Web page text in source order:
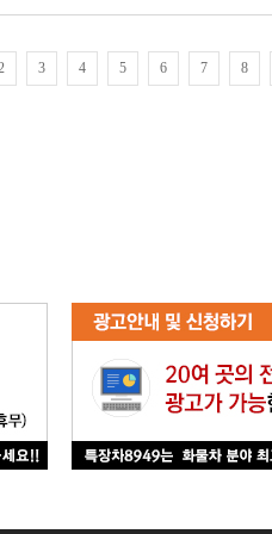
3 4 5 6 7 8